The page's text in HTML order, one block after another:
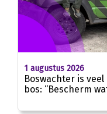
1 augustus 2026
Boswachter is
bos: “Bescherm